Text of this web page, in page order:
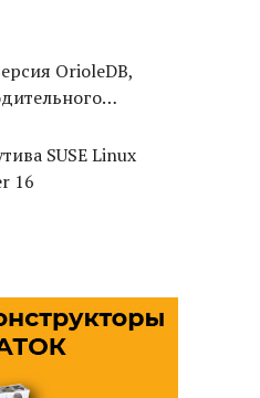
OrioleDB,
для PostgreSQL
SUSE Linux
16